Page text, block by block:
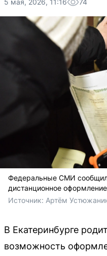
5 мая, 2026, 11:16 74
Федеральные СМИ
дистанционное
Источник: Артём
В Екатеринбурге
возможность